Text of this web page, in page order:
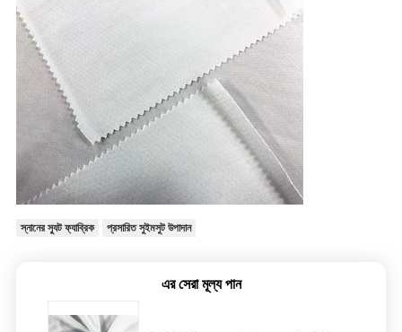
স্নানের স্যুট ফ্যাব্রিক প্রসারিত সুইমসুট উপাদান
এর সেরা মূল্য পান